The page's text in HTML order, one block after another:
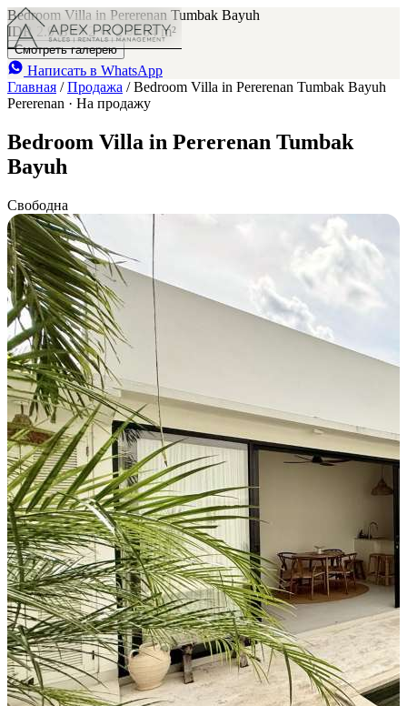
Bedroom Villa in Pererenan Tumbak Bayuh
IDR 2.9 B
2 2 64 m²
Смотреть галерею
Написать в WhatsApp
Главная / Продажа / Bedroom Villa in Pererenan Tumbak Bayuh
Pererenan · На продажу
Bedroom Villa in Pererenan Tumbak
Bayuh
Свободна